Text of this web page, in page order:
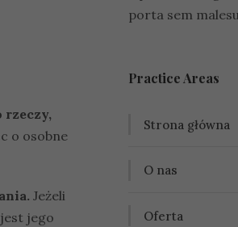
rzeczy,
o osobne
Jeżeli
jego
porta sem
Practice Areas
Strona główna
O nas
Oferta